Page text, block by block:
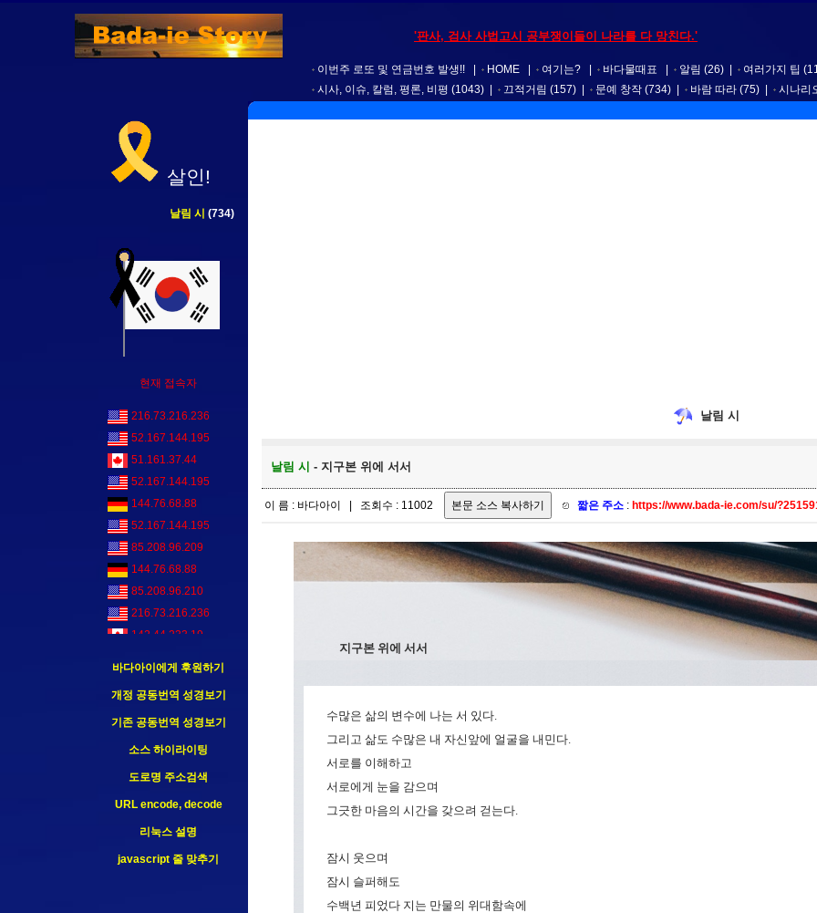
'판사, 검사 사법고시 공부쟁이들이 나라를 다 망친다.'
이번주 로또 및 연금번호 발생!! HOME 여기는? 바다물때표 알림 (26) 여러가지 팁
시사, 이슈, 칼럼, 평론, 비평 (1043) 끄적거림 (157) 문예 창작 (734) 바람 따라 (75) 시나리
살인!
날림 시 (734)
현재 접속자
216.73.216.236
52.167.144.195
51.161.37.44
52.167.144.195
144.76.68.88
52.167.144.195
85.208.96.209
144.76.68.88
85.208.96.210
216.73.216.236
142.44.233.19
바다아이에게 후원하기
개정 공동번역 성경보기
기존 공동번역 성경보기
소스 하이라이팅
도로명 주소검색
URL encode, decode
리눅스 설명
javascript 줄 맞추기
날림 시
날림 시 - 지구본 위에 서서
이 름 : 바다아이 | 조회수 : 11002 짧은 주소 : https://www.bada-ie.com/su/
지구본 위에 서서
수많은 삶의 변수에 나는 서 있다.
그리고 삶도 수많은 내 자신앞에 얼굴을 내민다.
서로를 이해하고
서로에게 눈을 감으며
그긋한 마음의 시간을 갖으려 걷는다.
잠시 웃으며
잠시 슬퍼해도
수백년 피었다 지는 만물의 위대함속에